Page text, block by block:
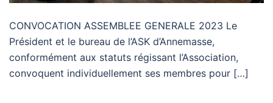
CONVOCATION ASSEMBLEE GENERALE 2023 Le
Président et le bureau de l’ASK d’Annemasse,
conformément aux statuts régissant l’Association,
convoquent individuellement ses membres pour […]